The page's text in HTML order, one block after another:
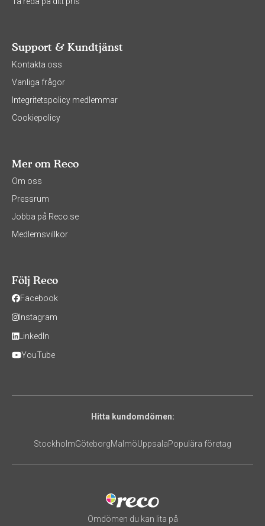
Support & Kundtjänst
Kontakta oss
Vanliga frågor
Integritetspolicy medlemmar
Cookiepolicy
Mer om Reco
Om oss
Pressrum
Jobba på Reco.se
Medlemsvillkor
Följ Reco
Facebook
Instagram
LinkedIn
YouTube
Hitta kundomdömen:
StockholmGöteborgMalmöUppsalaPopulära företag
Omdömen du kan lita på